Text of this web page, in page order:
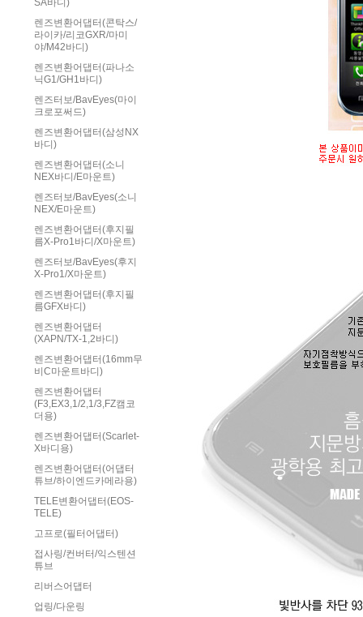
SA바디)
렌즈변환어댑터(콘탁스/
라이카/리코GXR/마미
야/M42바디)
렌즈변환어댑터(파나소
닉G1/GH1바디)
렌즈터보/BavEyes(마이
크로포써드)
렌즈변환어댑터(삼성NX
바디)
렌즈변환어댑터(소니
NEX바디/E마운트)
렌즈터보/BavEyes(소니
NEX/E마운트)
렌즈변환어댑터(후지필
름X-Pro1바디/X마운트)
렌즈터보/BavEyes(후지
X-Pro1/X마운트)
렌즈변환어댑터(후지필
름GFX바디)
렌즈변환어댑터
(XAPN/TX-1,2바디)
렌즈변환어댑터(16mm무
비C마운트바디)
렌즈변환어댑터
(F3,EX3,1/2,1/3,FZ캠코
더용)
렌즈변환어댑터(Scarlet-
X바디용)
렌즈변환어댑터(어댑터
튜브/하이엔드카메라용)
TELE변환어댑터(EOS-
TELE)
고프로(필터어댑터)
접사링/컨버터/익스텐션
튜브
리버스어댑터
업링/다운링